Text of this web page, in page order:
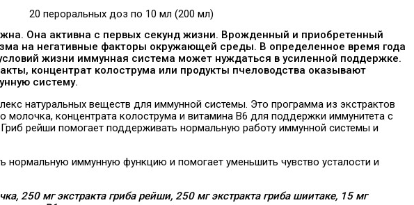
20 пероральных доз по 10 мл (200 мл)
Она активна с первых секунд жизни. Врожденный и приобретенный
на негативные факторы окружающей среды. В определенное время года
жизни иммунная система может нуждаться в усиленной поддержке.
концентрат колострума или продукты пчеловодства оказывают
систему.
натуральных веществ для иммунной системы. Это программа из экстрактов
молочка, концентрата колострума и витамина B6 для поддержки иммунитета с
Гриб рейши помогает поддерживать нормальную работу иммунной системы и
нормальную иммунную функцию и помогает уменьшить чувство усталости и
250 мг экстракта гриба рейши, 250 мг экстракта гриба шиитаке, 15 мг